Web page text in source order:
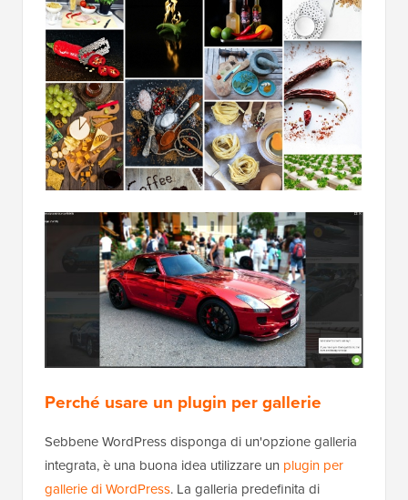
Perché usare un plugin per gallerie
Sebbene WordPress disponga di un'opzione galleria
integrata, è una buona idea utilizzare un plugin per
gallerie di WordPress. La galleria predefinita di